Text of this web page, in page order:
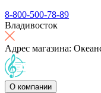
8-800-500-78-89
Владивосток
Адрес магазина:
О компании